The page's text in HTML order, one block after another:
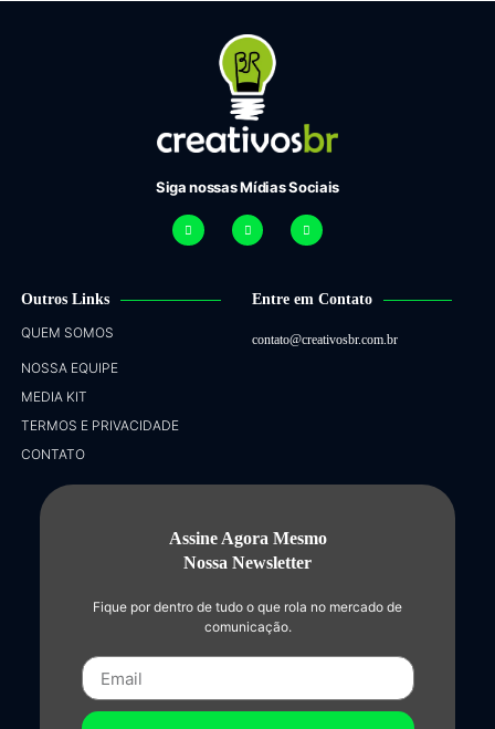
Siga nossas Mídias Sociais
Outros Links
QUEM SOMOS
NOSSA EQUIPE
MEDIA KIT
TERMOS E PRIVACIDADE
CONTATO
Entre em Contato
contato@creativosbr.com.br
Assine Agora Mesmo
Nossa Newsletter
Fique por dentro de tudo o que rola no mercado de
comunicação.